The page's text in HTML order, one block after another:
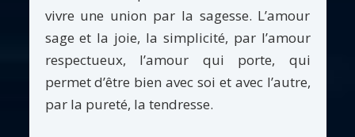
vivre une union par la sagesse. L’amour
sage et la joie, la simplicité, par l’amour
respectueux, l’amour qui porte, qui
permet d’être bien avec soi et avec l’autre,
par la pureté, la tendresse.